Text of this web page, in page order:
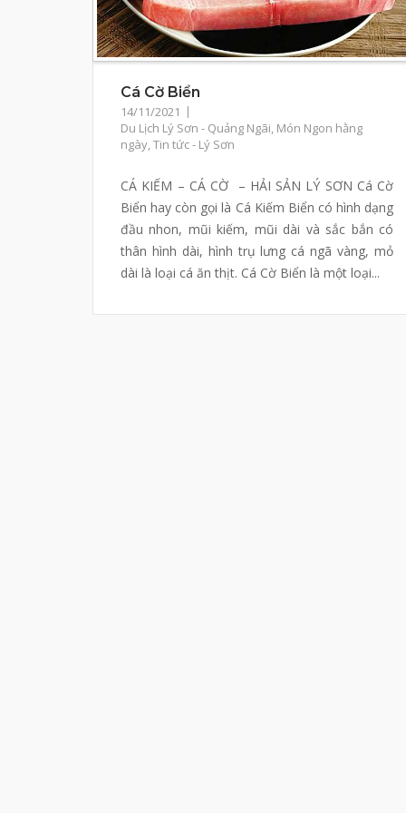
Cá Cờ Biển
14/11/2021
Du Lịch Lý Sơn - Quảng Ngãi, Món Ngon hằng
ngày,Tin tức - Lý Sơn
CÁ KIẾM – CÁ CỜ – HẢI SẢN LÝ SƠN Cá Cờ
Biển hay còn gọi là Cá Kiếm Biển có hình dạng
đầu nhon, mũi kiếm, mũi dài và sắc bắn có
thân hình dài, hình trụ lưng cá ngã vàng, mỏ
dài là loại cá ăn thịt. Cá Cờ Biển là một loại...